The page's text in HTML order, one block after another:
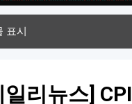
표시
리뉴스]